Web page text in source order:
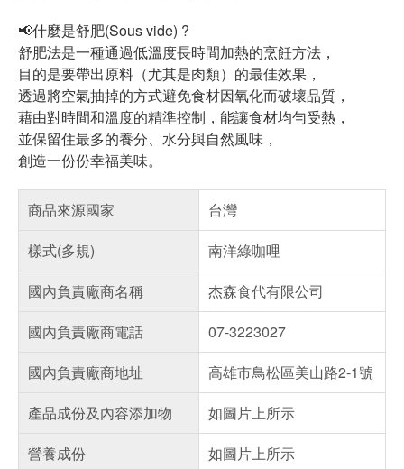
📢什麼是舒肥(Sous vide) ?
舒肥法是一種通過低溫度長時間加熱的烹飪方法，
目的是要帶出原料（尤其是肉類）的最佳效果，
透過將空氣抽掉的方式避免食材因氧化而破壞品質，
藉由對時間和溫度的精準控制，能讓食材均勻受熱，
並保留住最多的養分、水分與自然風味，
創造一份份幸福美味。
商品來源國家
台灣
樣式(多規)
南洋綠咖哩
國內負責廠商名稱
杰森食代有限公司
國內負責廠商電話
07-3223027
國內負責廠商地址
高雄市鳥松區美山路2-1號
產品成份及內容添加物
如圖片上所示
營養成份
如圖片上所示